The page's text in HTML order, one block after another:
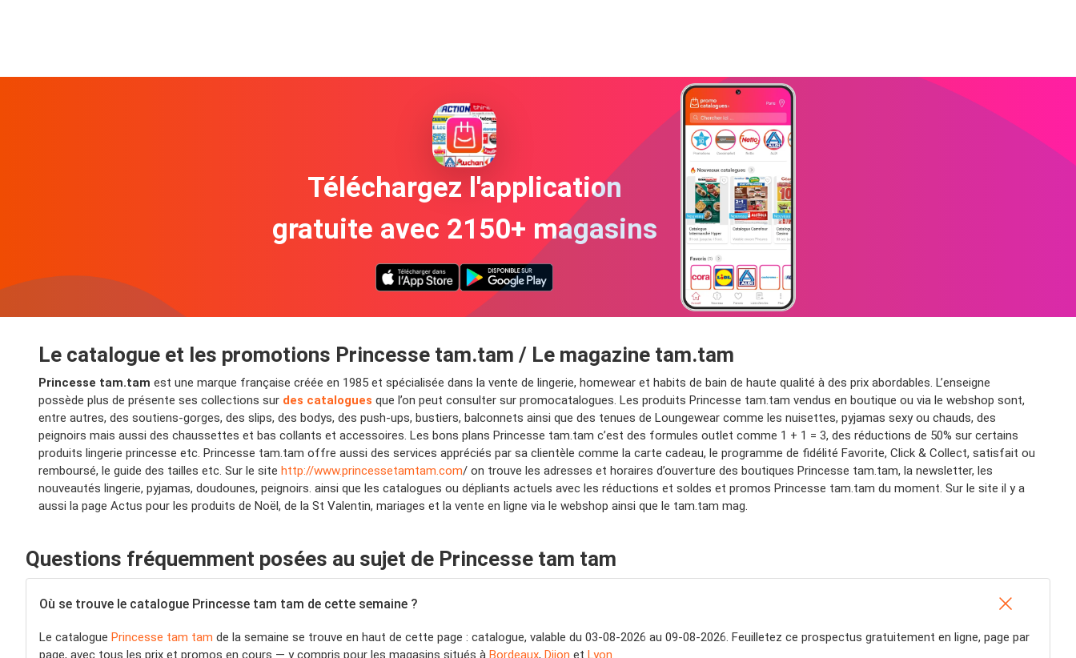
Téléchargez l'application
gratuite avec 2150+ magasins
Le catalogue et les promotions Princesse tam.tam / Le magazine tam.tam
Princesse tam.tam est une marque française créée en 1985 et spécialisée dans la vente de lingerie, homewear et habits de bain de haute qualité à des prix abordables. L’enseigne
possède plus de présente ses collections sur des catalogues que l’on peut consulter sur promocatalogues. Les produits Princesse tam.tam vendus en boutique ou via le webshop sont,
entre autres, des soutiens-gorges, des slips, des bodys, des push-ups, bustiers, balconnets ainsi que des tenues de Loungewear comme les nuisettes, pyjamas sexy ou chauds, des
peignoirs mais aussi des chaussettes et bas collants et accessoires. Les bons plans Princesse tam.tam c’est des formules outlet comme 1 + 1 = 3, des réductions de 50% sur certains
produits lingerie princesse etc. Princesse tam.tam offre aussi des services appréciés par sa clientèle comme la carte cadeau, le programme de fidélité Favorite, Click & Collect, satisfait ou
remboursé, le guide des tailles etc. Sur le site http://www.princessetamtam.com/ on trouve les adresses et horaires d’ouverture des boutiques Princesse tam.tam, la newsletter, les
nouveautés lingerie, pyjamas, doudounes, peignoirs. ainsi que les catalogues ou dépliants actuels avec les réductions et soldes et promos Princesse tam.tam du moment. Sur le site il y a
aussi la page Actus pour les produits de Noël, de la St Valentin, mariages et la vente en ligne via le webshop ainsi que le tam.tam mag.
Questions fréquemment posées au sujet de Princesse tam tam
Où se trouve le catalogue Princesse tam tam de cette semaine ?
Le catalogue Princesse tam tam de la semaine se trouve en haut de cette page : catalogue, valable du 03-08-2026 au 09-08-2026. Feuilletez ce prospectus gratuitement en ligne, page par
page, avec tous les prix et promos en cours — y compris pour les magasins situés à Bordeaux, Dijon et Lyon